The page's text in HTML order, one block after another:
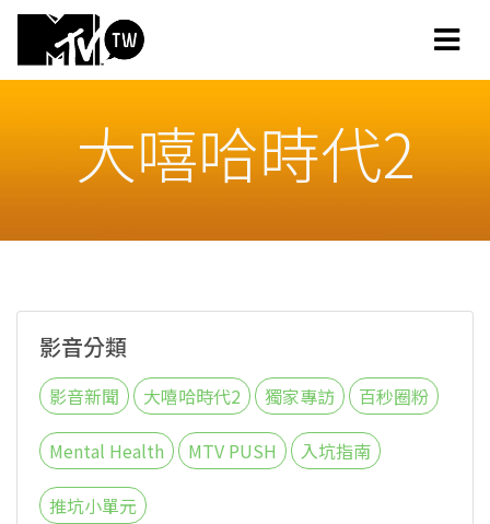
大嘻哈時代2
影音分類
影音新聞 大嘻哈時代2 獨家專訪 百秒圈粉
Mental Health MTV PUSH 入坑指南
推坑小單元